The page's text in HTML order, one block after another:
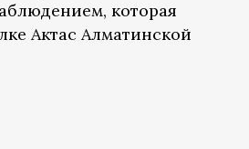
которая
Актас Алматинской